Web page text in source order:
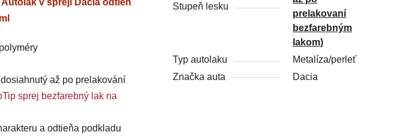
až po prelakování
sprej bezfarebný lak na
a odtieňa podkladu
Stupeň lesku
prelakovaní
bezfarebným
lakom)
Typ autolaku
Metalíza/perleť
Značka auta
Dacia